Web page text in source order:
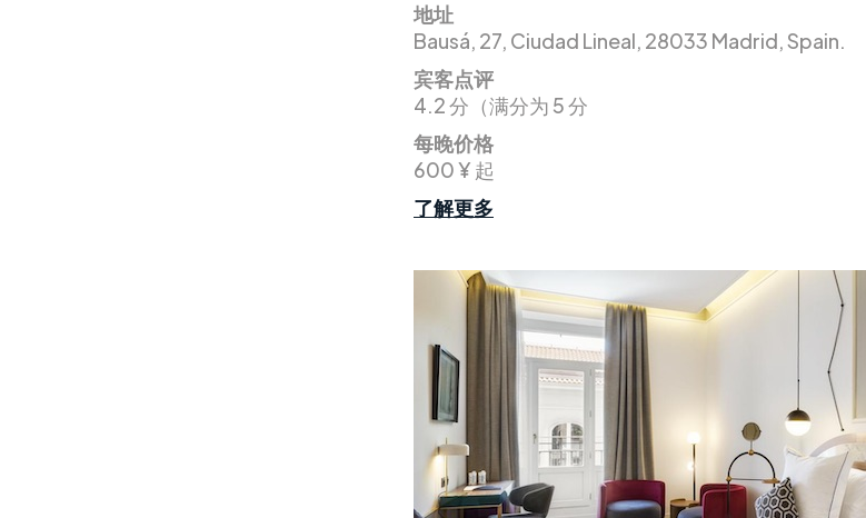
地址
Bausá, 27, Ciudad Lineal, 28033 Madrid, Spain.
宾客点评
4.2 分（满分为 5 分
每晚价格
600 ¥ 起
了解更多